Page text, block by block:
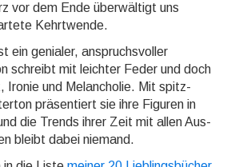
vor dem Ende über­wältigt uns
Kehrt­wende.
ein genialer, anspruchsvoller
schreibt mit leichter Feder und doch
Ironie und Melan­cholie. Mit spitz­
präsentiert sie ihre Figuren in
die Trends ihrer Zeit mit allen Aus­
bleibt dabei niemand.